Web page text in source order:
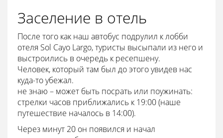
Заселение в отель
После того как наш автобус подрулил к лобби
отеля Sol Cayo Largo, туристы высыпали из него и
выстроились в очередь к ресепшену.
Человек, который там был до этого увидев нас
куда-то убежал.
не знаю – может быть посрать или поужинать:
стрелки часов приближались к 19:00 (наше
путешествие началось в 14:00).
Через минут 20 он появился и начал